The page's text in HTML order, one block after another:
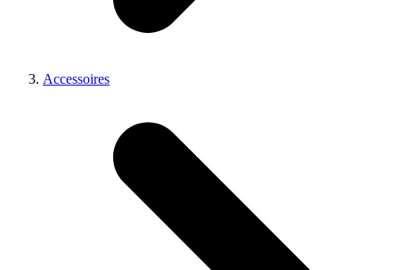
Accessoires